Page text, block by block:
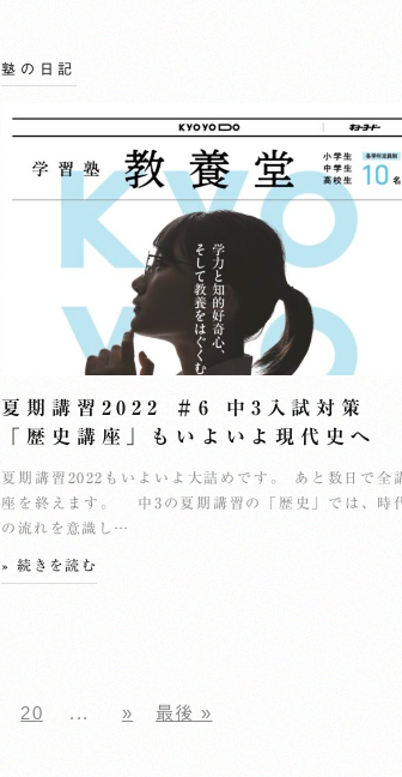
塾の日記
夏期講習2022 ＃6 中3入試対策
「歴史講座」もいよいよ現代史へ
夏期講習2022もいよいよ大詰めです。 あと数日で全
座を終えます。 中3の夏期講習の「歴史」では、時
の流れを意識し…
» 続きを読む
20 ... » 最後 »